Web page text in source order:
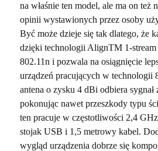
na właśnie ten model, ale ma on
opinii wystawionych przez osoby
Być może dzieje się tak dlatego, że
dzięki technologii AlignTM 1-stream
802.11n i pozwala na osiągnięcie
urządzeń pracujących w technologii
antena o zysku 4 dBi odbiera sygnał
pokonując nawet przeszkody typu
ten pracuje w częstotliwości 2,4
stojak USB i 1,5 metrowy kabel.
wygląd urządzenia dobrze się